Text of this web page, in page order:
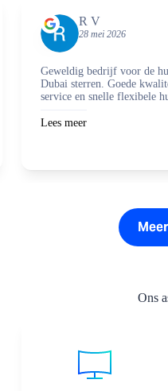
R V
28 mei 2026
Geweldig bedrijf voor de
Dubai sterren. Goede
service en snelle flexibele
Lees meer
Ons